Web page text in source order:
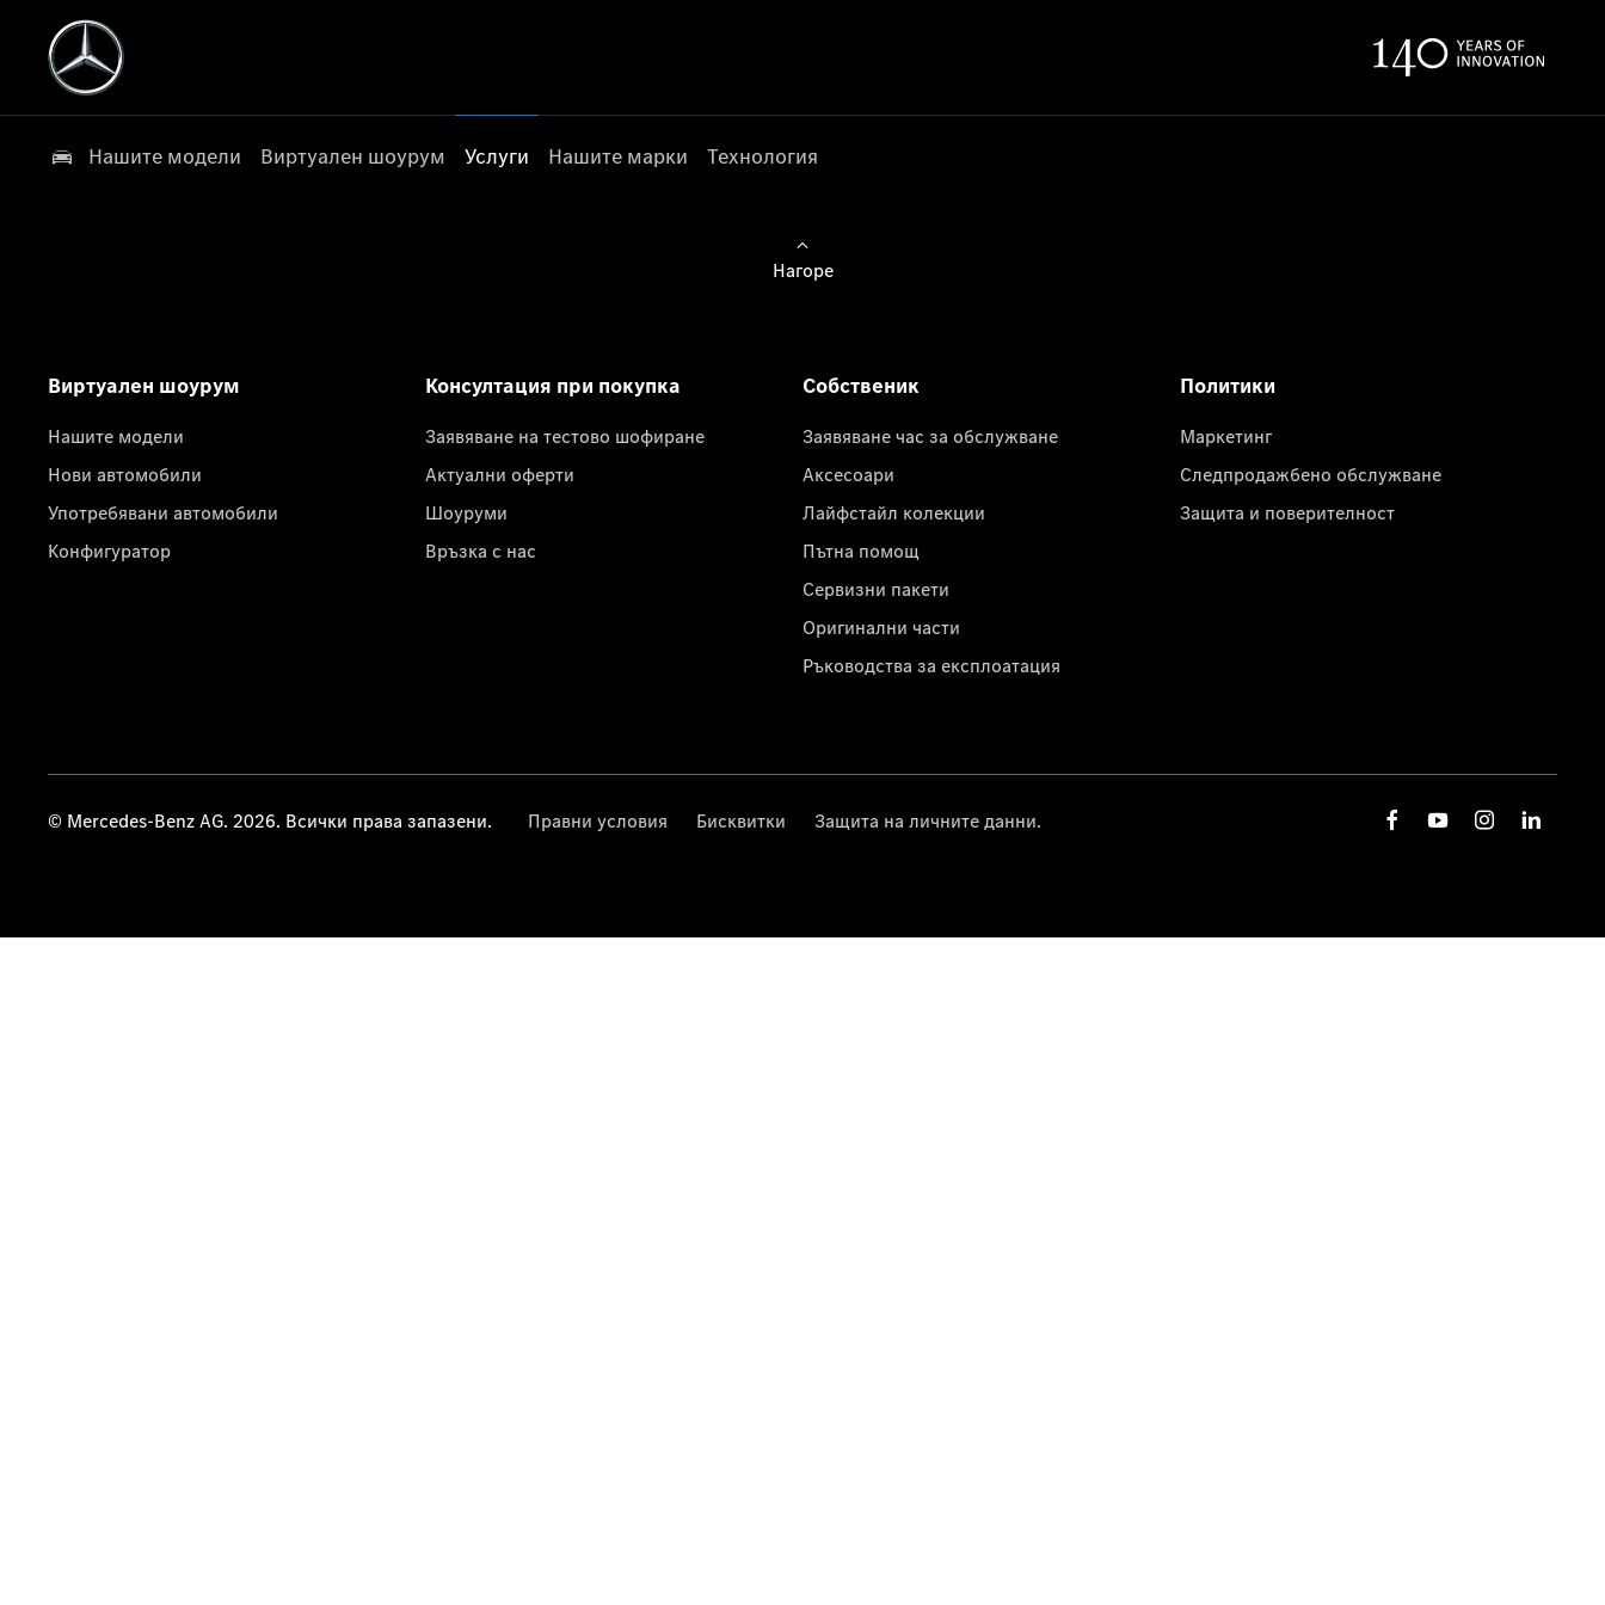
Нашите модели Виртуален шоурум Услуги Нашите марки Технология
Нагоре
Виртуален шоурум
Нашите модели
Нови автомобили
Употребявани автомобили
Конфигуратор
Консултация при покупка
Заявяване на тестово шофиране
Актуални оферти
Шоуруми
Връзка с нас
Собственик
Заявяване час за обслужване
Аксесоари
Лайфстайл колекции
Пътна помощ
Сервизни пакети
Оригинални части
Ръководства за експлоатация
Политики
Маркетинг
Следпродажбено обслужване
Защита и поверителност
© Mercedes-Benz AG. 2026. Всички права запазени. Правни условия Бисквитки Защита на личните данни.